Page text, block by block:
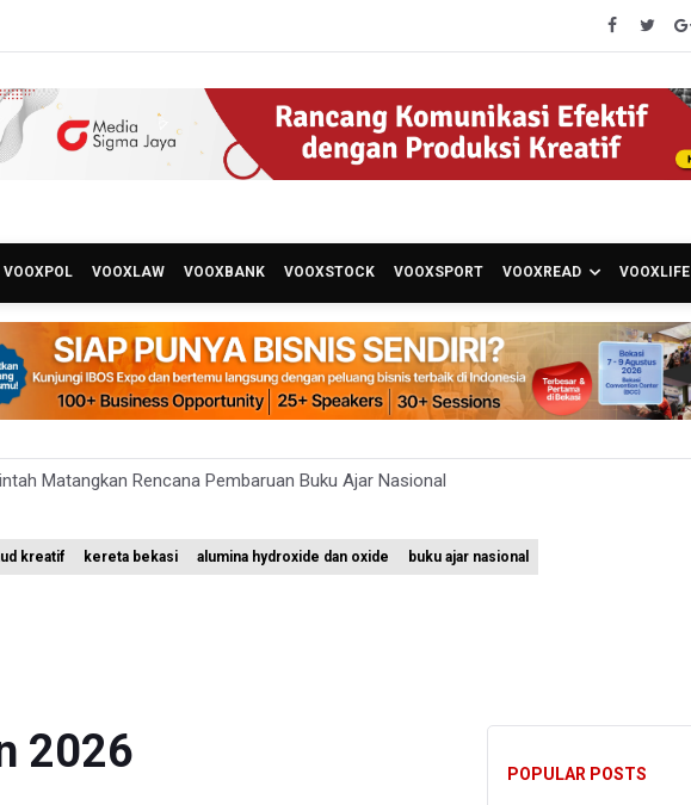
VOOXPOL VOOXLAW VOOXBANK VOOXSTOCK VOOXSPORT VOOXREAD VOOXLIFE
Matangkan Rencana Pembaruan Buku Ajar Nasional
Sebut Kehadiran AI Factory Perkuat Posisi Indonesia
kreatif kereta bekasi alumina hydroxide dan oxide buku ajar nasional
2026 POPULAR POSTS